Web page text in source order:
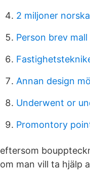
2 miljoner
Person brev mall
Annan design
Underwent or
Promontory
eftersom
om man vill ta hjälp